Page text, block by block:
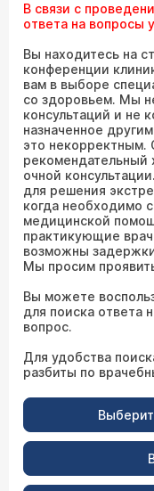
В связи с
ответа на вопросы
Вы находитесь на
конференции
вам в выборе
со здоровьем. Мы
консультаций и не
назначенное
это некорректным.
рекомендательный
очной
для решения
когда необходимо
медицинской
практикующие
возможны
Мы просим
Вы можете
для поиска ответа
вопрос.
Для удобства
разбиты по